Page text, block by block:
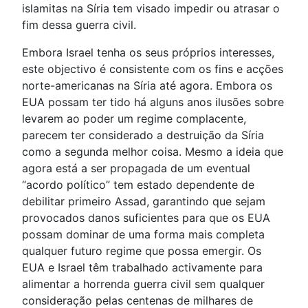
islamitas na Síria tem visado impedir ou atrasar o
fim dessa guerra civil.
Embora Israel tenha os seus próprios interesses,
este objectivo é consistente com os fins e acções
norte-americanas na Síria até agora. Embora os
EUA possam ter tido há alguns anos ilusões sobre
levarem ao poder um regime complacente,
parecem ter considerado a destruição da Síria
como a segunda melhor coisa. Mesmo a ideia que
agora está a ser propagada de um eventual
“acordo político” tem estado dependente de
debilitar primeiro Assad, garantindo que sejam
provocados danos suficientes para que os EUA
possam dominar de uma forma mais completa
qualquer futuro regime que possa emergir. Os
EUA e Israel têm trabalhado activamente para
alimentar a horrenda guerra civil sem qualquer
consideração pelas centenas de milhares de